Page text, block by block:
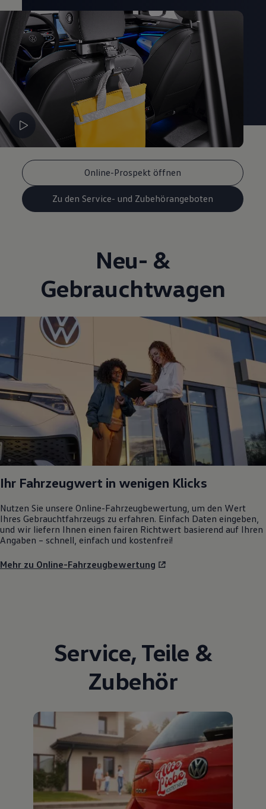
Online-Prospekt öffnen
Zu den Service- und Zubehörangeboten
Neu- &
Gebrauchtwagen
Ihr Fahrzeugwert in wenigen Klicks
Nutzen Sie unsere Online-Fahrzeugbewertung, um den Wert
Ihres Gebrauchtfahrzeugs zu erfahren. Einfach Daten eingeben,
und wir liefern Ihnen einen fairen Richtwert basierend auf Ihren
Angaben – schnell, einfach und kostenfrei!
Mehr zu Online-Fahrzeugbewertung
Service, Teile &
Zubehör